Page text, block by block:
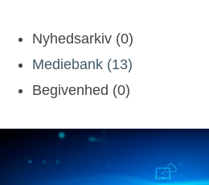
Nyhedsarkiv (0)
Mediebank (13)
Begivenhed (0)